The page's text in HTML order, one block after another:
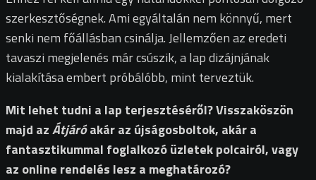
szerkesztőségnek. Ami egyáltalán nem könnyű, mert
senki nem főállásban csinálja. Jellemzően az eredeti
tavaszi megjelenés már csúszik, a lap dizájnjának
kialakítása embert próbálóbb, mint terveztük.
Mit lehet tudni a lap terjesztéséről? Visszaköszön
majd azÁtjáróakár az újságosboltok, akár a
fantasztikummal foglalkozó üzletek polcairól, vagy
az online rendelés lesz a meghatározó?